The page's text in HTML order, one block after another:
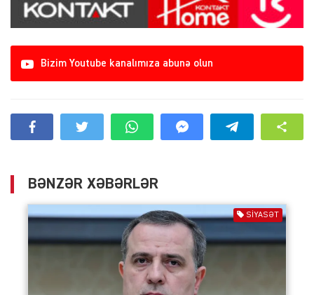
Bizim Youtube kanalımıza abunə olun
BƏNZƏR XƏBƏRLƏR
SIYASƏT